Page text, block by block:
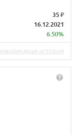
35 ₽
16.12.2021
6.50%
история